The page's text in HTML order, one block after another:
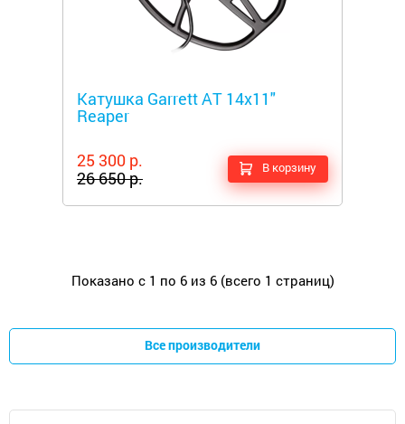
Катушка Garrett AT 14x11"
Reaper
25 300 р.
26 650 р.
В корзину
Показано с 1 по 6 из 6 (всего 1 страниц)
Все производители